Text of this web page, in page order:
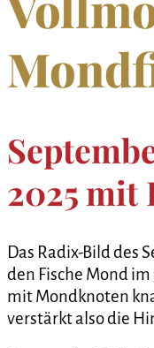
2025 mit
Das Radix-Bild des
den Fische Mond
mit Mondknoten
verstärkt also die